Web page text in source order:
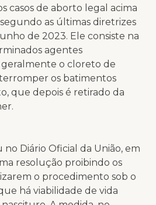
casos de aborto legal acima
as últimas diretrizes
de 2023. Ele consiste na
agentes
geralmente o cloreto de
os batimentos
que depois é retirado da
Diário Oficial da União, em
resolução proibindo os
o procedimento sob o
há viabilidade de vida